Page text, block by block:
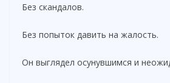
Без скандалов.
Без попыток давить на жалость.
Он выглядел осунувшимся и